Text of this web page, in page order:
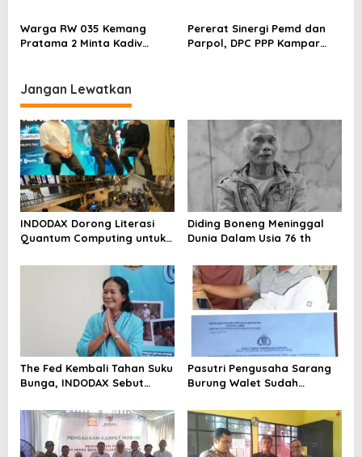
Karpet Masjid di Pakuhaji
Kampar, Pemred – Pimum
Metroterkini.id Desak Usut
Kasus Ini
Warga RW 035 Kemang
Pratama 2 Minta Kadiv
Metro Bekasi Kota
Pererat Sinergi Pemd dan
Parpol, DPC PPP Kampar
Jangan Lewatkan
INDODAX Dorong Literasi
Quantum Computing untuk
Blockchain
Diding Boneng Meninggal
Dunia Dalam Usia 76 th
The Fed Kembali Tahan Suku
Bunga, INDODAX Sebut
Sentimen Pasar
Pasutri Pengusaha Sarang
Burung Walet Sudah
Pelapor Desak Polda Jambi
Segera Lakukan Penahanan